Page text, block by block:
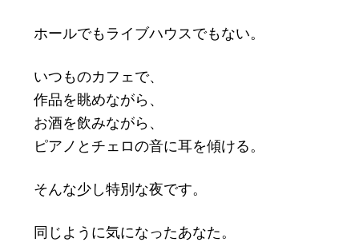
ホールでもライブハウスでもない。
いつものカフェで、
作品を眺めながら、
お酒を飲みながら、
ピアノとチェロの音に耳を傾ける。
そんな少し特別な夜です。
同じように気になったあなた。